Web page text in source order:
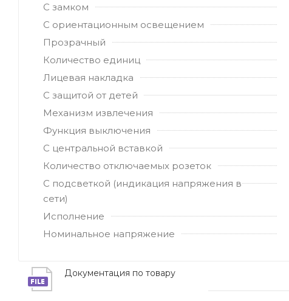
С замком
С ориентационным освещением
Прозрачный
Количество единиц
Лицевая накладка
С защитой от детей
Механизм извлечения
Функция выключения
С центральной вставкой
Количество отключаемых розеток
С подсветкой (индикация напряжения в
сети)
Исполнение
Номинальное напряжение
Документация по товару